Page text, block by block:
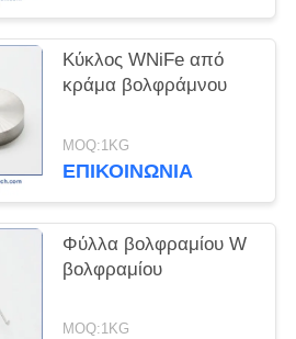
Κύκλος WNiFe από
κράμα βολφράμνου
MOQ:1KG
ΕΠΙΚΟΙΝΩΝΊΑ
Φύλλα βολφραμίου W
βολφραμίου
MOQ:1KG